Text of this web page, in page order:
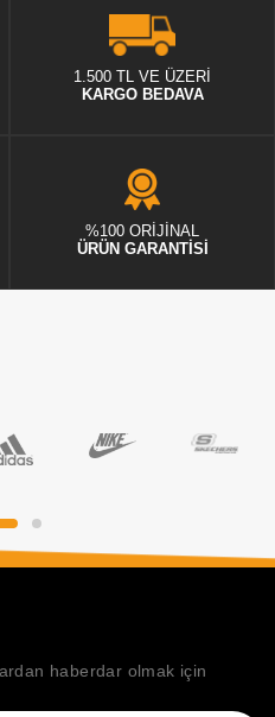
1.500 TL VE ÜZERİ
KARGO BEDAVA
%100 ORİJİNAL
ÜRÜN GARANTİSİ
haberdar olmak için